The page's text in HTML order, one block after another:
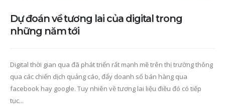
Dự đoán về tương lai của digital trong
những năm tới
Digital thời gian qua đã phát triển rất mạnh mẽ trên thị trường thông
qua các chiến dịch quảng cáo, đẩy doanh số bán hàng qua
facebook hay google. Tuy nhiên về tương lai liệu điều đó có tiếp
tục...